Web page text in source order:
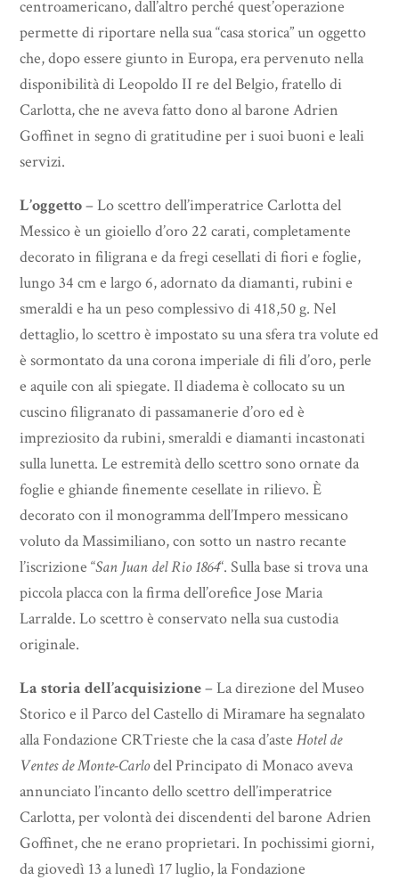
centroamericano, dall’altro perché quest’operazione
permette di riportare nella sua “casa storica” un oggetto
che, dopo essere giunto in Europa, era pervenuto nella
disponibilità di Leopoldo II re del Belgio, fratello di
Carlotta, che ne aveva fatto dono al barone Adrien
Goffinet in segno di gratitudine per i suoi buoni e leali
servizi.
L’oggetto– Lo scettro dell’imperatrice Carlotta del
Messico è un gioiello d’oro 22 carati, completamente
decorato in filigrana e da fregi cesellati di fiori e foglie,
lungo 34 cm e largo 6, adornato da diamanti, rubini e
smeraldi e ha un peso complessivo di 418,50 g. Nel
dettaglio, lo scettro è impostato su una sfera tra volute ed
è sormontato da una corona imperiale di fili d’oro, perle
e aquile con ali spiegate. Il diadema è collocato su un
cuscino filigranato di passamanerie d’oro ed è
impreziosito da rubini, smeraldi e diamanti incastonati
sulla lunetta. Le estremità dello scettro sono ornate da
foglie e ghiande finemente cesellate in rilievo. È
decorato con il monogramma dell’Impero messicano
voluto da Massimiliano, con sotto un nastro recante
l’iscrizione “San Juan del Rio 1864“. Sulla base si trova una
piccola placca con la firma dell’orefice Jose Maria
Larralde. Lo scettro è conservato nella sua custodia
originale.
La storia dell’acquisizione– La direzione del Museo
Storico e il Parco del Castello di Miramare ha segnalato
alla Fondazione CRTrieste che la casa d’asteHotel de
Ventes de Monte-Carlodel Principato di Monaco aveva
annunciato l’incanto dello scettro dell’imperatrice
Carlotta, per volontà dei discendenti del barone Adrien
Goffinet, che ne erano proprietari. In pochissimi giorni,
da giovedì 13 a lunedì 17 luglio, la Fondazione